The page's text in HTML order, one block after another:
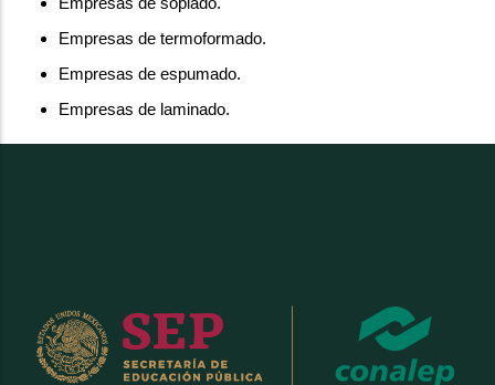
Empresas de soplado.
Empresas de termoformado.
Empresas de espumado.
Empresas de laminado.